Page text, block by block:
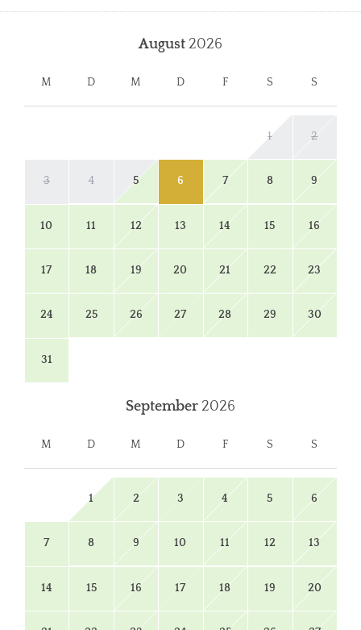
August 2026
M D M D F S S
1 2
3 4 5 6 7 8 9
10 11 12 13 14 15 16
17 18 19 20 21 22 23
24 25 26 27 28 29 30
31
September 2026
M D M D F S S
1 2 3 4 5 6
7 8 9 10 11 12 13
14 15 16 17 18 19 20